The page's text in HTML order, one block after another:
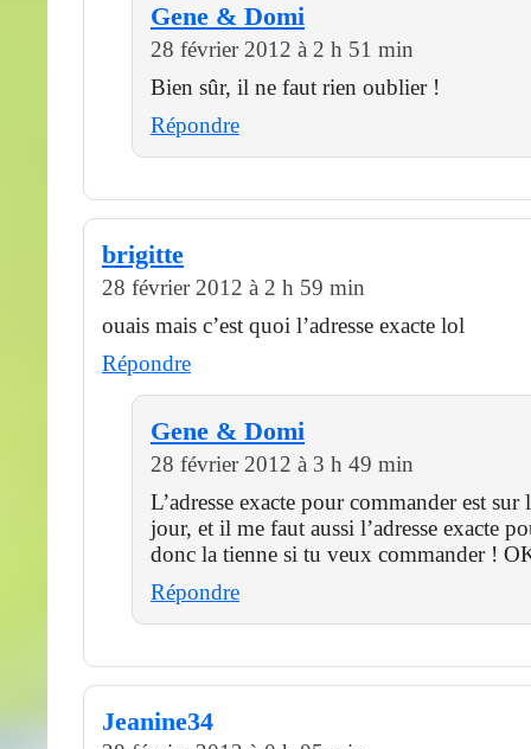
Gene & Domi
28 février 2012 à 2 h 51 min
Bien sûr, il ne faut rien oublier !
Répondre
brigitte
28 février 2012 à 2 h 59 min
ouais mais c’est quoi l’adresse exacte lol
Répondre
Gene & Domi
28 février 2012 à 3 h 49 min
L’adresse exacte pour commander est sur
jour, et il me faut aussi l’adresse exacte
donc la tienne si tu veux commander !
Répondre
Jeanine34